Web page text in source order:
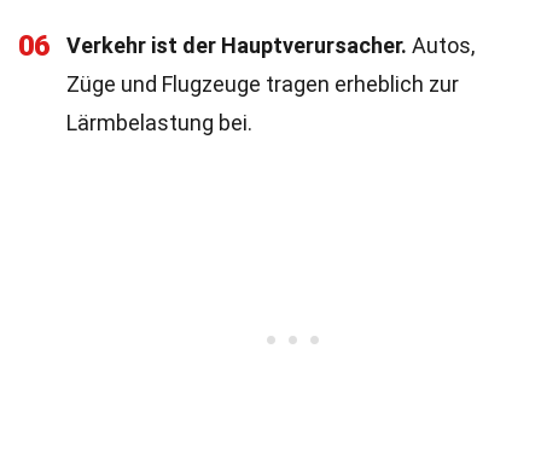
06 Verkehr ist der Hauptverursacher. Autos,
Züge und Flugzeuge tragen erheblich zur
Lärmbelastung bei.